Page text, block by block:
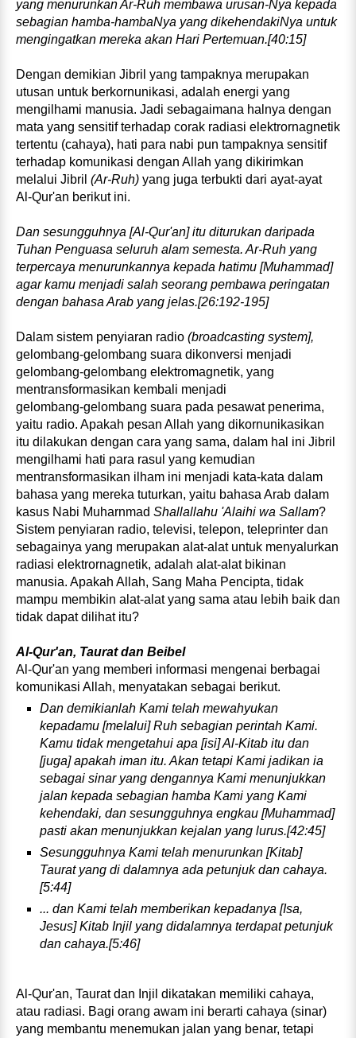
yang me­nurunkan Ar‑Ruh membawa urusan‑Nya kepada
sebagian hamba‑hambaNya yang dikehendakiNya untuk
mengi­ngatkan mereka akan Hari Pertemuan.[40:15]
Dengan demikian Jibril yang tampaknya merupakan
utusan untuk berkornunikasi, adalah energi yang
mengilhami manusia. Jadi sebagaimana halnya dengan
mata yang sensitif terhadap corak radiasi elektrornagnetik
tertentu (cahaya), hati para nabi pun tampaknya sensitif
terhadap komunikasi dengan Allah yang dikirimkan
melalui Jibril (Ar‑Ruh) yang juga terbukti dari ayat‑ayat
Al‑Qur'an berikut ini.
Dan sesungguhnya [Al‑Qur'an] itu diturukan daripada
Tuhan Penguasa seluruh alam semesta. Ar‑Ruh yang
terpercaya menurunkannya kepada hatimu [Muham­mad]
agar kamu menjadi salah seorang pembawa peringatan
dengan bahasa Arab yang jelas.[26:192-195]
Dalam sistem penyiaran radio (broadcasting system],
gelombang‑gelombang suara dikonversi menjadi
gelombang‑gelombang elektromagnetik, yang
mentransformasikan kembali menjadi
gelombang‑gelombang suara pada pesawat penerima,
yaitu radio. Apakah pesan Allah yang dikornunikasikan
itu dilakukan dengan cara yang sama, dalam hal ini Jibril
mengilhami hati para rasul yang kemudian
mentransformasikan ilham ini menjadi kata‑kata dalam
bahasa yang mereka tuturkan, yaitu bahasa Arab dalam
kasus Nabi Muharnmad Shallallahu 'Alaihi wa Sallam?
Sistem penyiaran radio, televisi, telepon, teleprinter dan
sebagainya yang merupakan alat‑alat untuk menyalurkan
radiasi elektrornagnetik, adalah alat‑alat bikinan
manusia. Apakah Allah, Sang Maha Pencipta, tidak
mampu membikin alat‑alat yang sama atau lebih baik dan
tidak dapat dilihat itu?
Al‑Qur'an, Taurat dan Beibel
Al‑Qur'an yang memberi informasi mengenai berbagai
komunikasi Allah, menyatakan sebagai berikut.
Dan demikianlah Kami telah mewahyukan
kepadamu [meIalui] Ruh sebagian perintah Kami.
Kamu tidak mengetahui apa [isi] Al-Kitab itu dan
[juga] apakah iman itu. Akan tetapi Kami jadikan ia
sebagai sinar yang dengannya Kami menunjukkan
jalan kepada sebagian hamba Kami yang Kami
kehendaki, dan sesungguhnya engkau [Muhammad]
pasti akan menunjukkan kejalan yang lurus.[42:45]
Sesungguhnya Kami telah menurunkan [Kitab]
Taurat yang di dalamnya ada petunjuk dan cahaya.
[5:44]
... dan Kami telah memberikan kepadanya [Isa,
Jesus] Kitab Injil yang didalamnya terdapat petunjuk
dan cahaya.[5:46]
Al‑Qur'an, Taurat dan Injil dikatakan memiliki cahaya,
atau radiasi. Bagi orang awam ini berarti cahaya (sinar)
yang membantu menemukan jalan yang benar, tetapi